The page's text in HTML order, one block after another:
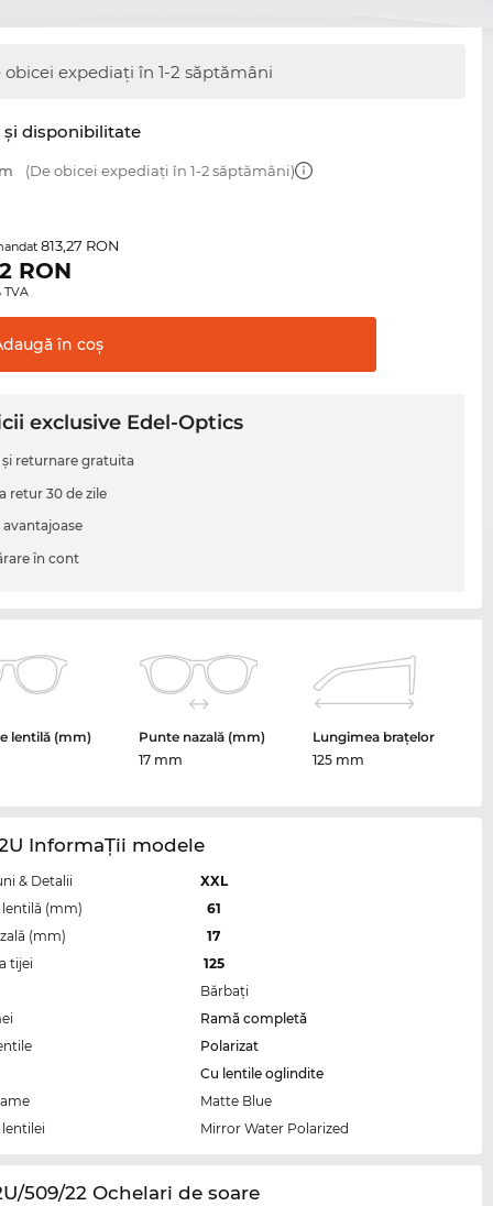
obicei expediați în 1-2 săptămâni
şi disponibilitate
(De obicei expediați în 1-2 săptămâni)
813,27 RON
RON
TVA
în coş
exclusive Edel-Optics
şi returnare gratuita
retur 30 de zile
în cont
lentilă (mm)
Punte nazală (mm)
17 mm
Lungimea brațelor
125 mm
InformaŢii modele
& Detalii
XXL
(mm)
61
(mm)
17
tijei
125
Bărbaţi
Ramă completă
Polarizat
Cu lentile oglindite
Matte Blue
Mirror Water Polarized
509/22 Ochelari de soare